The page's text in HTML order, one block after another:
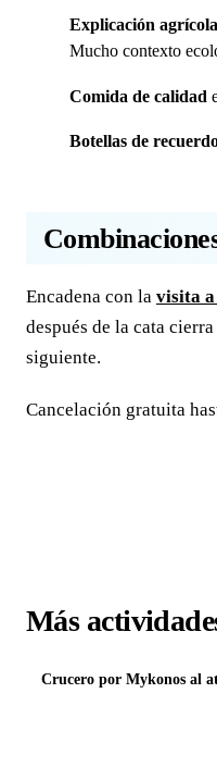
Explicación
Mucho contexto
Comida de calidad
Botellas de
Encadena con la visita
después de la cata
siguiente.
Cancelación gratuita
Más
Crucero por Mykonos al